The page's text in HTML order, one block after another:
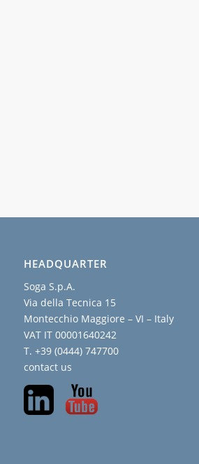
HEADQUARTER
Soga S.p.A.
Via della Tecnica 15
Montecchio Maggiore – VI – Italy
VAT IT 00001640242
T. +39 (0444) 747700
contact us